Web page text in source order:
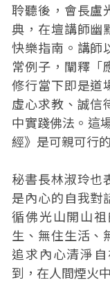
聆聽後，會長盧
典，在壇講師幽
快樂指南。講師
常例子，闡釋「
修行當下即是道
虛心求教、誠信
中實踐佛法。這
經》是可親可行
秘書長林淑玲也
是內心的自我對
循佛光山開山
生、無住生活、
追求內心清淨
到，在人間煙火